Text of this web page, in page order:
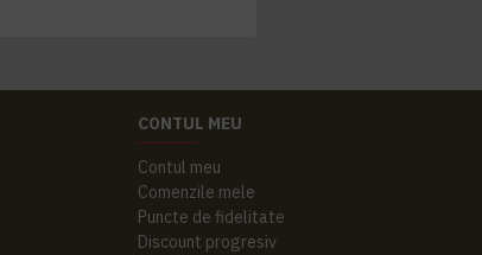
CONTUL MEU
Contul meu
Comenzile mele
Puncte de fidelitate
Discount progresiv